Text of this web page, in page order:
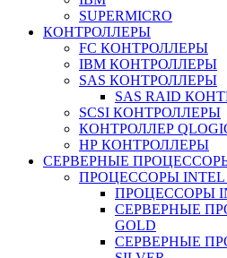
SUPERMICRO
КОНТРОЛЛЕРЫ
FC КОНТРОЛЛЕРЫ
IBM КОНТРОЛЛЕРЫ
SAS КОНТРОЛЛЕРЫ
SAS RAID
SCSI КОНТРОЛЛЕРЫ
КОНТРОЛЛЕР
НР КОНТРОЛЛЕРЫ
СЕРВЕРНЫЕ
ПРОЦЕССОРЫ INTEL
ПРОЦЕССОРЫ
СЕРВЕРНЫЕ
GOLD
СЕРВЕРНЫЕ